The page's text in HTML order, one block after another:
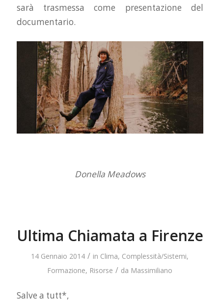
sarà trasmessa come presentazione del
documentario.
Donella Meadows
Ultima Chiamata a Firenze
14 Gennaio 2014 / in Clima, Complessità/Sistemi,
Formazione, Risorse / da Massimiliano
Salve a tutt*,